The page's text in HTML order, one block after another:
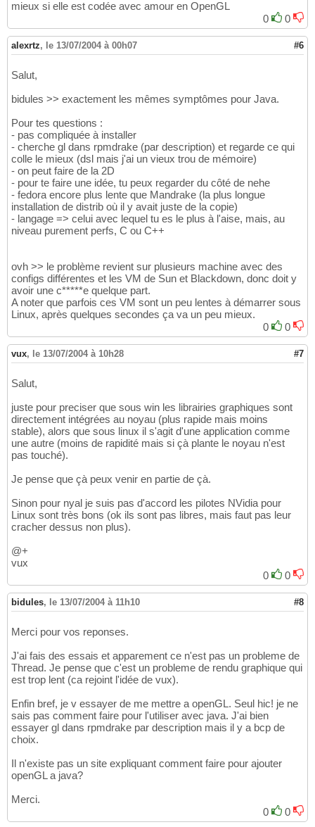
mieux si elle est codée avec amour en OpenGL
0
0
alexrtz, le 13/07/2004 à 00h07 #6
Salut,
bidules >> exactement les mêmes symptômes pour Java.
Pour tes questions :
- pas compliquée à installer
- cherche gl dans rpmdrake (par description) et regarde ce qui
colle le mieux (dsl mais j'ai un vieux trou de mémoire)
- on peut faire de la 2D
- pour te faire une idée, tu peux regarder du côté de nehe
- fedora encore plus lente que Mandrake (la plus longue
installation de distrib où il y avait juste de la copie)
- langage => celui avec lequel tu es le plus à l'aise, mais, au
niveau purement perfs, C ou C++
ovh >> le problème revient sur plusieurs machine avec des
configs différentes et les VM de Sun et Blackdown, donc doit y
avoir une c*****e quelque part.
A noter que parfois ces VM sont un peu lentes à démarrer sous
Linux, après quelques secondes ça va un peu mieux.
0
0
vux, le 13/07/2004 à 10h28 #7
Salut,
juste pour preciser que sous win les librairies graphiques sont
directement intégrées au noyau (plus rapide mais moins
stable), alors que sous linux il s'agit d'une application comme
une autre (moins de rapidité mais si çà plante le noyau n'est
pas touché).
Je pense que çà peux venir en partie de çà.
Sinon pour nyal je suis pas d'accord les pilotes NVidia pour
Linux sont très bons (ok ils sont pas libres, mais faut pas leur
cracher dessus non plus).
@+
vux
0
0
bidules, le 13/07/2004 à 11h10 #8
Merci pour vos reponses.
J'ai fais des essais et apparement ce n'est pas un probleme de
Thread. Je pense que c'est un probleme de rendu graphique qui
est trop lent (ca rejoint l'idée de vux).
Enfin bref, je v essayer de me mettre a openGL. Seul hic! je ne
sais pas comment faire pour l'utiliser avec java. J'ai bien
essayer gl dans rpmdrake par description mais il y a bcp de
choix.
Il n'existe pas un site expliquant comment faire pour ajouter
openGL a java?
Merci.
0
0